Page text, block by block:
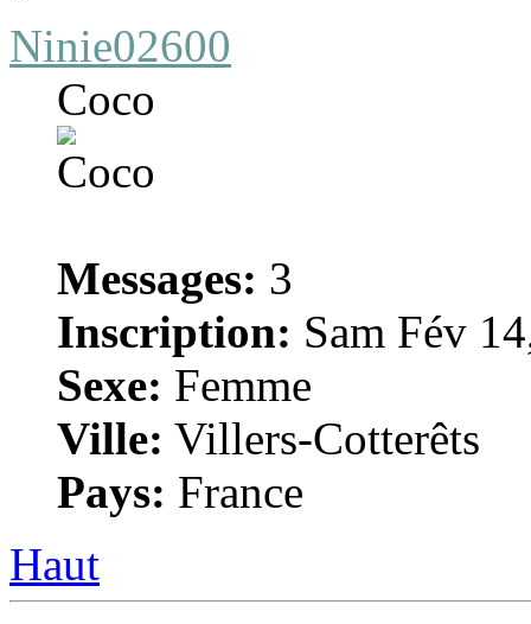
Ninie02600
Coco
Messages: 3
Inscription: Sam Fév
Sexe: Femme
Ville: Villers-Cotterêts
Pays: France
Haut